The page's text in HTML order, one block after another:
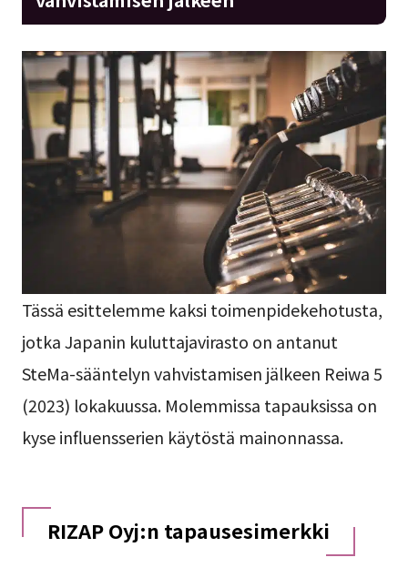
Tässä esittelemme kaksi toimenpidekehotusta,
jotka Japanin kuluttajavirasto on antanut
SteMa-sääntelyn vahvistamisen jälkeen Reiwa 5
(2023) lokakuussa. Molemmissa tapauksissa on
kyse influensserien käytöstä mainonnassa.
RIZAP Oyj:n tapausesimerkki